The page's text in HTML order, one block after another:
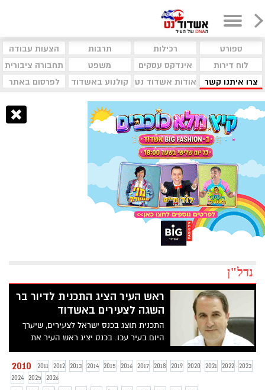
ספורט רכילות תרבות
הצעות עבודה
לוח דירות
אינדקס עסקים משפט
תחבורה ציבורית
צרו איתנו קשר
אודות אשדוד נט קולנוע באשדוד לפרסום באתר
נדל"ן
ראש העיר הציג התכנית לדיור בר
השגה לצעירים באשדוד
התכנית תוצג בכנס ישראל לצעירים, שיערך
היום בעיר עכו. בכנס יציג ראש העיר את
התכנית לדיור בר השגה לצעירים באשדוד
נציגי מרכז כיוונים וצעירים תושבי אשדוד יגיעו
מחר לכנס וייקחו חלק בדיונים שיתקיימו
במהלך היום
2010 2011 2012 2013 2014 2015 2016 2017 2018 2019 2020 2021 2022 2023
2024 2025
2026